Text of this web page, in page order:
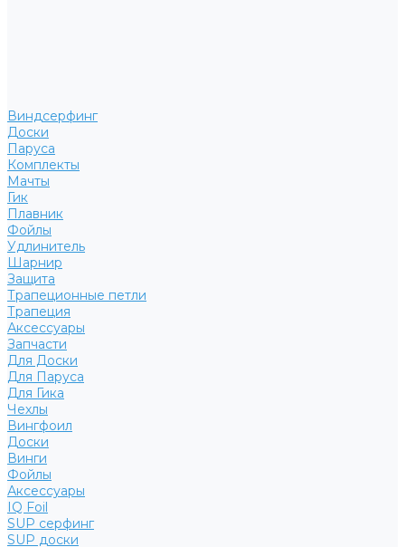
Виндсерфинг
Доски
Паруса
Комплекты
Мачты
Гик
Плавник
Фойлы
Удлинитель
Шарнир
Защита
Трапеционные петли
Трапеция
Аксессуары
Запчасти
Для Доски
Для Паруса
Для Гика
Чехлы
Вингфоил
Доски
Винги
Фойлы
Аксессуары
IQ Foil
SUP серфинг
SUP доски